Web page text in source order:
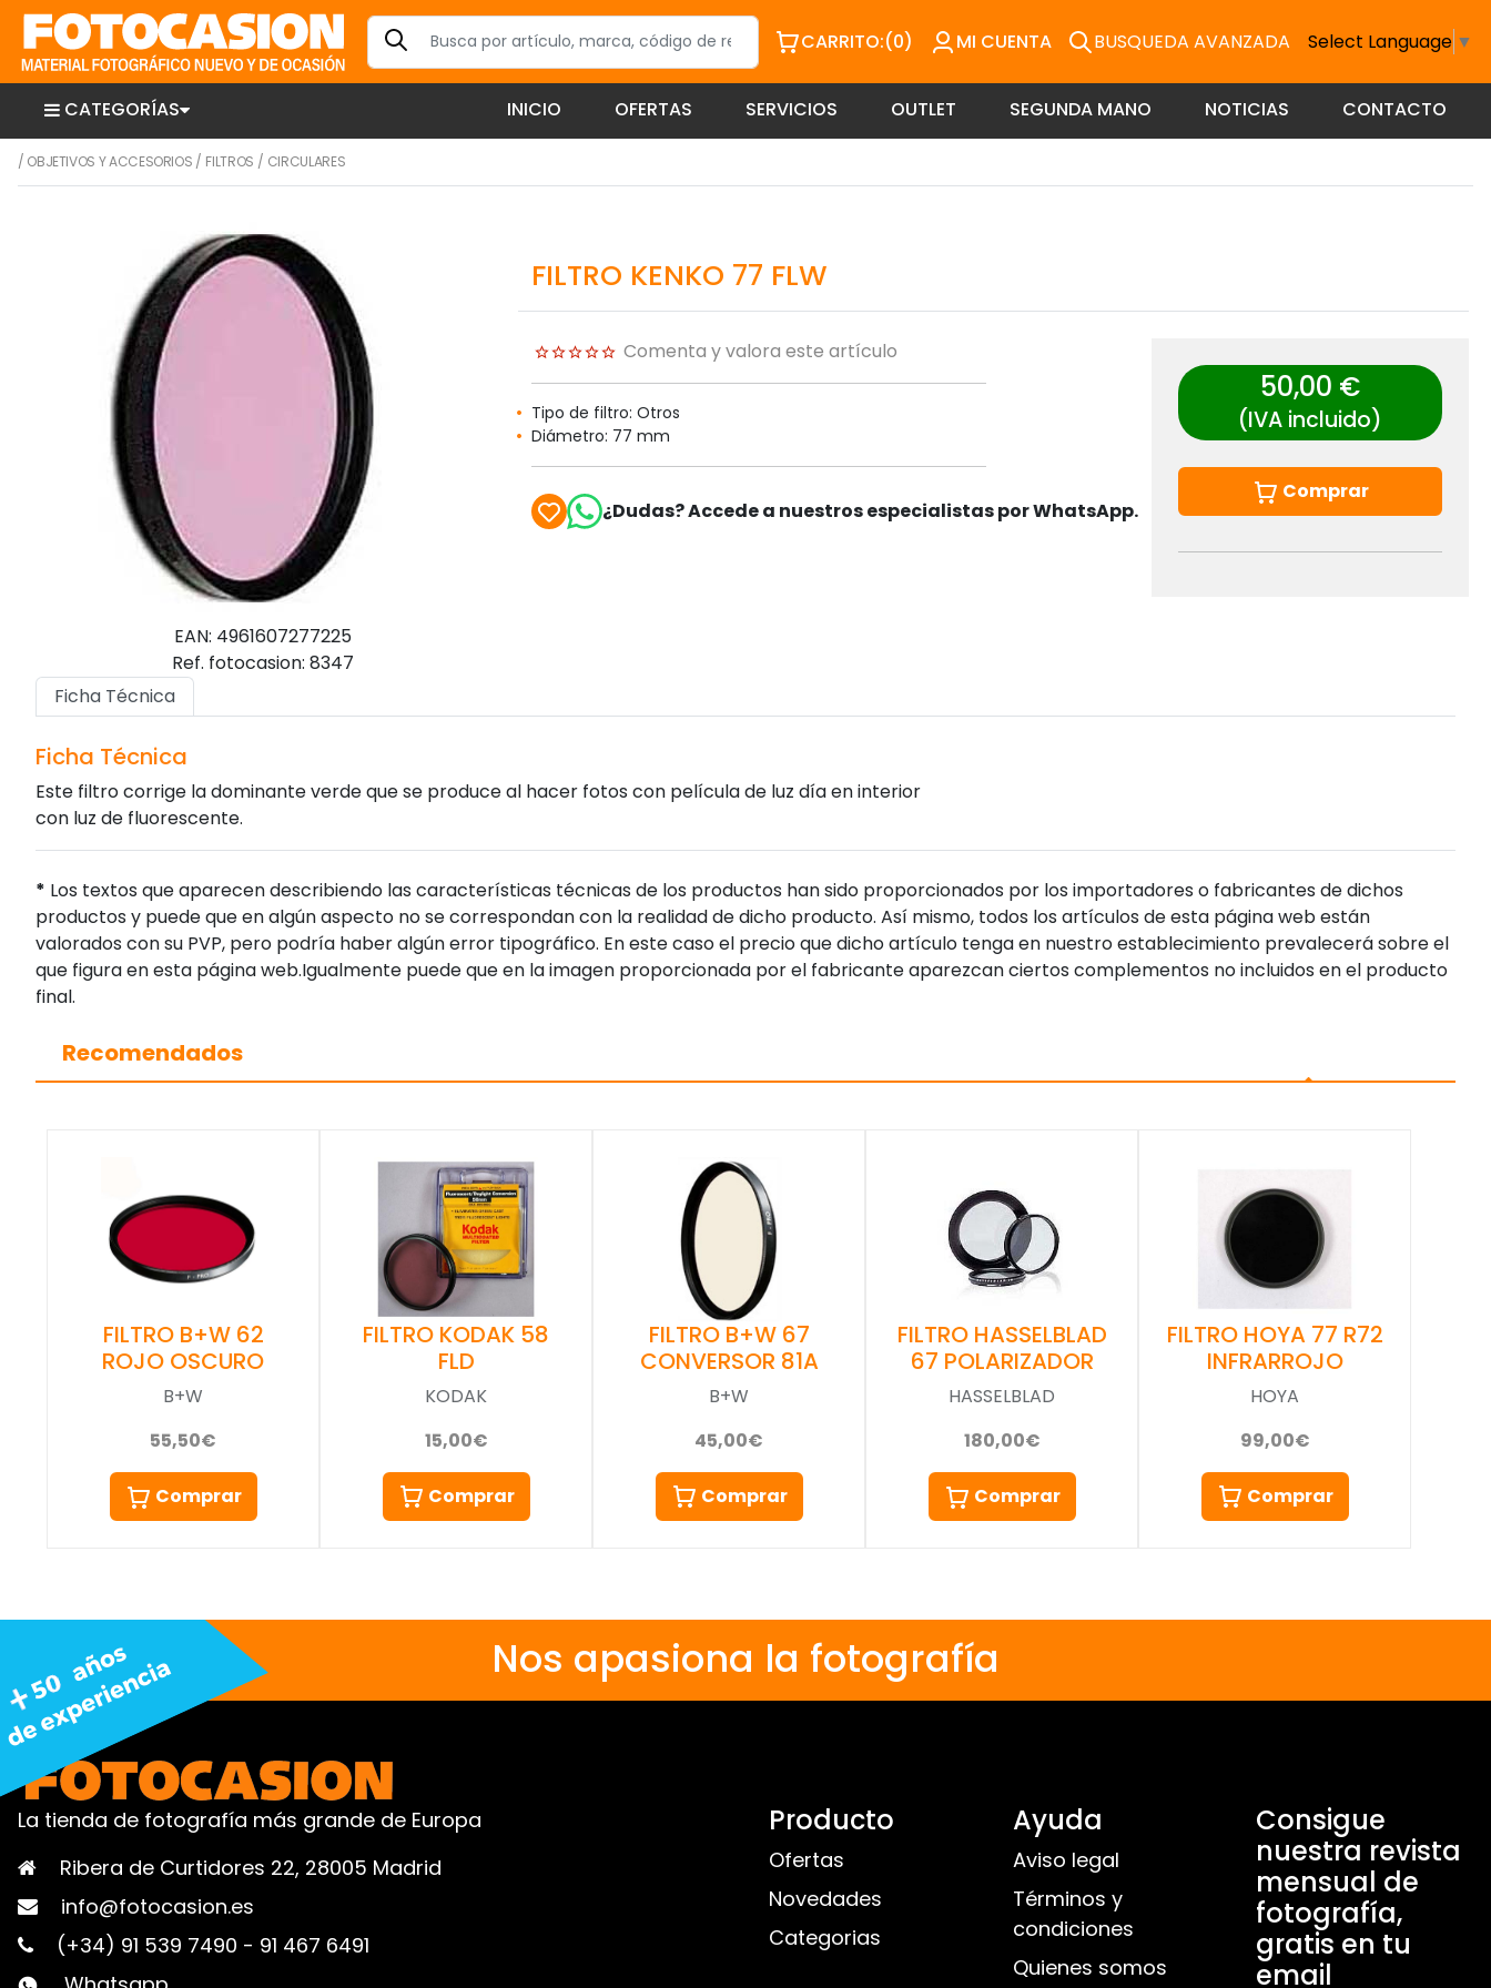
CARRITO:(0) MI CUENTA BUSQUEDA AVANZADA Select Language ▼
CATEGORÍAS INICIO OFERTAS SERVICIOS OUTLET SEGUNDA MANO NOTICIAS CONTACTO
/ OBJETIVOS Y ACCESORIOS / FILTROS / CIRCULARES
EAN: 4961607277225
Ref. fotocasion: 8347
FILTRO KENKO 77 FLW
Comenta y valora este artículo
Tipo de filtro: Otros
Diámetro: 77 mm
¿Dudas? Accede a nuestros especialistas por WhatsApp.
50,00 €
(IVA incluido)
Comprar
Ficha Técnica
Ficha Técnica
Este filtro corrige la dominante verde que se produce al hacer fotos con película de luz día en interior
con luz de fluorescente.
* Los textos que aparecen describiendo las características técnicas de los productos han sido proporcionados por los importadores o fabricantes de dichos
productos y puede que en algún aspecto no se correspondan con la realidad de dicho producto. Así mismo, todos los artículos de esta página web están
valorados con su PVP, pero podría haber algún error tipográfico. En este caso el precio que dicho artículo tenga en nuestro establecimiento prevalecerá sobre el
que figura en esta página web.Igualmente puede que en la imagen proporcionada por el fabricante aparezcan ciertos complementos no incluidos en el producto
final.
Recomendados
FILTRO B+W 62
ROJO OSCURO
B+W
55,50€
Comprar
FILTRO KODAK 58
FLD
KODAK
15,00€
Comprar
FILTRO B+W 67
CONVERSOR 81A
B+W
45,00€
Comprar
FILTRO HASSELBLAD
67 POLARIZADOR
HASSELBLAD
180,00€
Comprar
FILTRO HOYA 77 R72
INFRARROJO
HOYA
99,00€
Comprar
Nos apasiona la fotografía
La tienda de fotografía más grande de Europa
Ribera de Curtidores 22, 28005 Madrid
info@fotocasion.es
(+34) 91 539 7490 - 91 467 6491
Producto
Ofertas
Novedades
Categorias
Ayuda
Aviso legal
Términos y
condiciones
Quienes somos
Consigue
nuestra revista
mensual de
fotografía,
gratis en tu
email